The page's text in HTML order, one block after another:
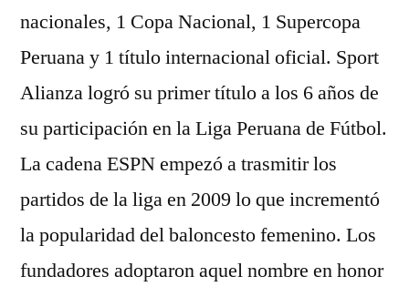
nacionales, 1 Copa Nacional, 1 Supercopa
Peruana y 1 título internacional oficial. Sport
Alianza logró su primer título a los 6 años de
su participación en la Liga Peruana de Fútbol.
La cadena ESPN empezó a trasmitir los
partidos de la liga en 2009 lo que incrementó
la popularidad del baloncesto femenino. Los
fundadores adoptaron aquel nombre en honor